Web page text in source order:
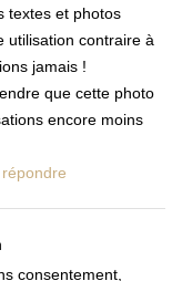
textes et photos
utilisation contraire à
jamais !
que cette photo
encore moins
consentement,